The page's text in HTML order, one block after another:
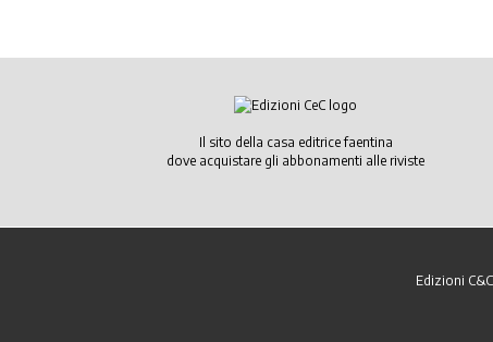
Il sito della casa editrice faentina
dove acquistare gli abbonamenti alle riviste
Edizioni